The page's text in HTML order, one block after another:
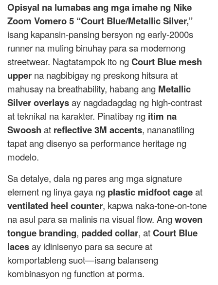
Opisyal na lumabas ang mga imahe ng Nike
Zoom Vomero 5 “Court Blue/Metallic Silver,”
isang kapansin-pansing bersyon ng early-2000s
runner na muling binuhay para sa modernong
streetwear. Nagtatampok ito ngCourt Blue mesh
upper na nagbibigay ng preskong hitsura at
mahusay na breathability, habang ang Metallic
Silver overlaysay nagdadagdag ng high-contrast
at teknikal na karakter. Pinatibay ng itim na
Swoosh at reflective 3M accents, nananatiling
tapat ang disenyo sa performance heritage ng
modelo.
Sa detalye, dala ng pares ang mga signature
element ng linya gaya ng plastic midfoot cageat
ventilated heel counter, kapwa naka-tone-on-tone
na asul para sa malinis na visual flow. Angwoven
tongue branding, padded collar, atCourt Blue
lacesay idinisenyo para sa secure at
komportableng suot—isang balanseng
kombinasyon ng function at porma.